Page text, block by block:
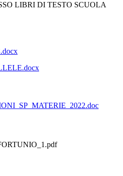
LIBRI DI TESTO SCUOLA